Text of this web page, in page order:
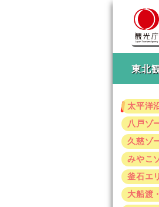
東北
太平洋
八戸ゾ
久慈ゾ
みやこ
釜石エ
大船渡